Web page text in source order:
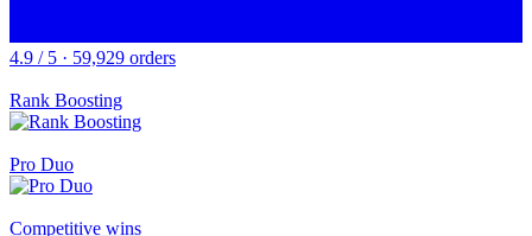
4.9 / 5 · 59,929 orders
Rank Boosting
Pro Duo
Competitive wins